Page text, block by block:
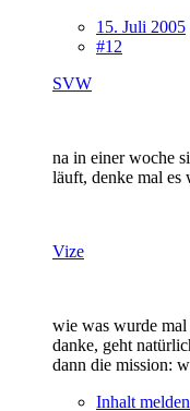
15. Juli 2005
#12
SVW
na in einer woche
läuft, denke mal es
Vize
wie was wurde mal
danke, geht
dann die mission:
Inhalt melden